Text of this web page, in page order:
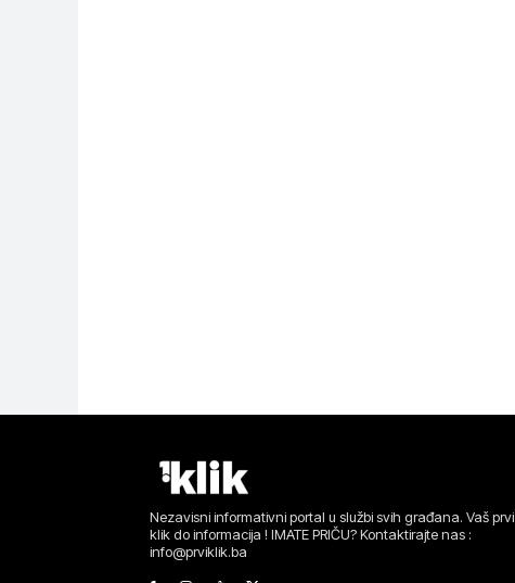
Nezavisni informativni portal u službi svih građana. Vaš prvi
klik do informacija ! IMATE PRIČU? Kontaktirajte nas :
info@prviklik.ba